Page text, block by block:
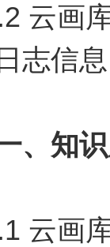
云画
志信
、知
云画